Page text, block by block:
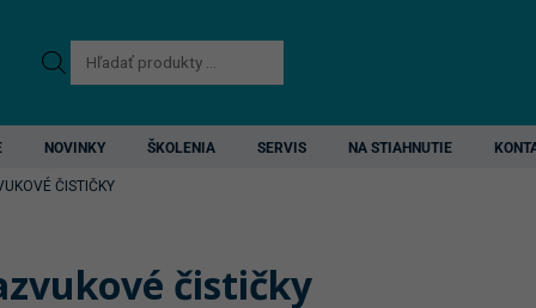
Products
search
NOVINKY ŠKOLENIA SERVIS NA STIAHNUTIE
ČISTIČKY
čističky